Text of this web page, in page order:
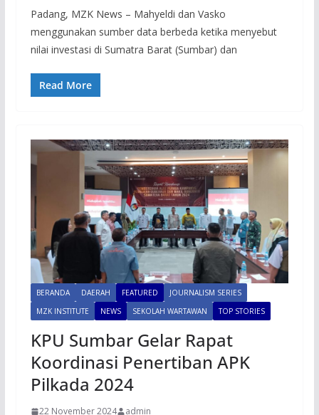
Padang, MZK News – Mahyeldi dan Vasko
menggunakan sumber data berbeda ketika menyebut
nilai investasi di Sumatra Barat (Sumbar) dan
Read More
BERANDA DAERAH FEATURED
JOURNALISM SERIES
MZK INSTITUTE
NEWS SEKOLAH WARTAWAN TOP STORIES
KPU Sumbar Gelar Rapat
Koordinasi Penertiban APK
Pilkada 2024
22 November 2024 admin